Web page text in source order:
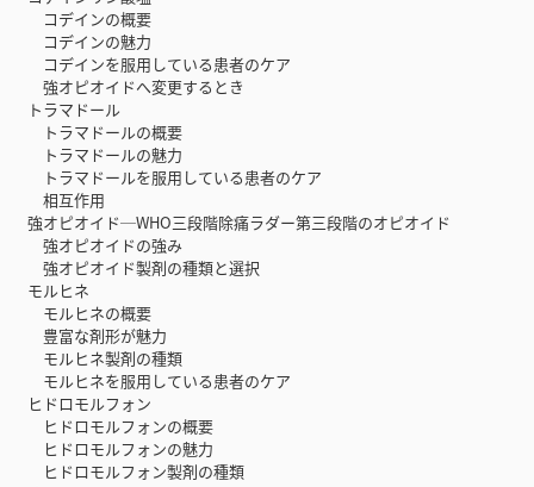
コデインの概要
コデインの魅力
コデインを服用している患者のケア
強オピオイドへ変更するとき
トラマドール
トラマドールの概要
トラマドールの魅力
トラマドールを服用している患者のケア
相互作用
強オピオイド─WHO三段階除痛ラダー第三段階のオピオイド
強オピオイドの強み
強オピオイド製剤の種類と選択
モルヒネ
モルヒネの概要
豊富な剤形が魅力
モルヒネ製剤の種類
モルヒネを服用している患者のケア
ヒドロモルフォン
ヒドロモルフォンの概要
ヒドロモルフォンの魅力
ヒドロモルフォン製剤の種類